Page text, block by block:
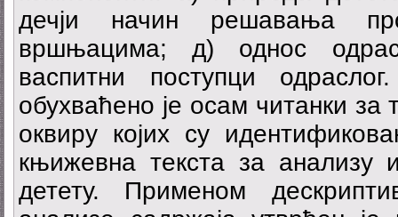
дечји начин решавања
вршњацима; д) однос
васпитни поступци
обухваћено је осам читанки за
оквиру којих су
књижевна текста за анализу
детету. Применом